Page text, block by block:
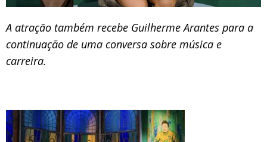
A atração também recebe Guilherme Arantes para a
continuação de uma conversa sobre música e
carreira.